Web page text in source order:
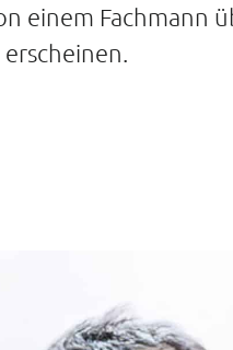
einem